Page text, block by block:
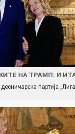
НА ТРАМП: И
партија